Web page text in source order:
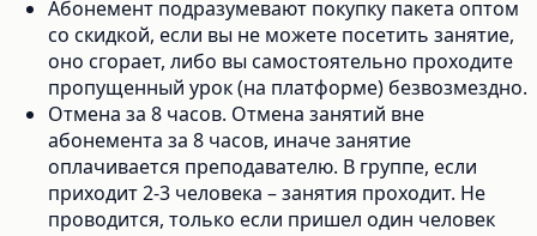
Абонемент подразумевают покупку пакета оптом
со скидкой, если вы не можете посетить занятие,
оно сгорает, либо вы самостоятельно проходите
пропущенный урок (на платформе) безвозмездно.
Отмена за 8 часов. Отмена занятий вне
абонемента за 8 часов, иначе занятие
оплачивается преподавателю. В группе, если
приходит 2-3 человека – занятия проходит. Не
проводится, только если пришел один человек